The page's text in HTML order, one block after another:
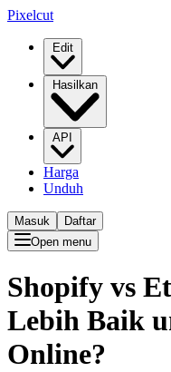
Pixelcut
Edit
Hasilkan
API
Harga
Unduh
Masuk
Daftar
Open menu
Shopify vs
Lebih Baik
Online?